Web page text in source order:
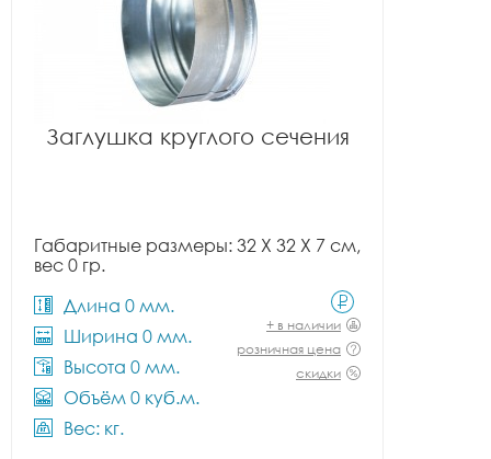
Заглушка круглого сечения
Габаритные размеры: 32 X 32 X 7 см,
вес 0 гр.
Длина 0 мм.
Ширина 0 мм.
Высота 0 мм.
Объём 0 куб.м.
Вес: кг.
+ в наличии
розничная цена
скидки